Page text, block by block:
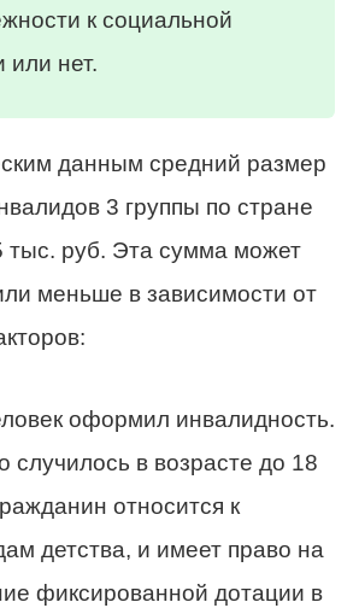
к социальной
или нет.
данным средний размер
3 группы по стране
тыс. руб. Эта сумма может
меньше в зависимости от
оформил инвалидность.
случилось в возрасте до 18
относится к
детства, и имеет право на
фиксированной дотации в